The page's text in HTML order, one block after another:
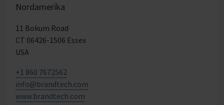
Nordamerika
11 Bokum Road
CT 06426-1506 Essex
USA
+1 860 7672562
info@brandtech.com
www.brandtech.com